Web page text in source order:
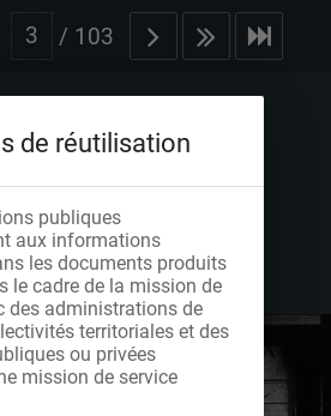
/ 103
de réutilisation
publiques
aux informations
les documents produits
le cadre de la mission de
des administrations de
territoriales et des
ou privées
mission de service